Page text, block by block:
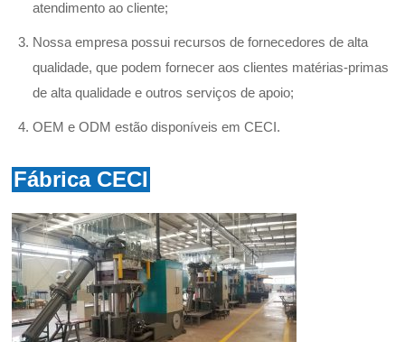
atendimento ao cliente;
Nossa empresa possui recursos de fornecedores de alta
qualidade, que podem fornecer aos clientes matérias-primas
de alta qualidade e outros serviços de apoio;
OEM e ODM estão disponíveis em CECI.
Fábrica CECI